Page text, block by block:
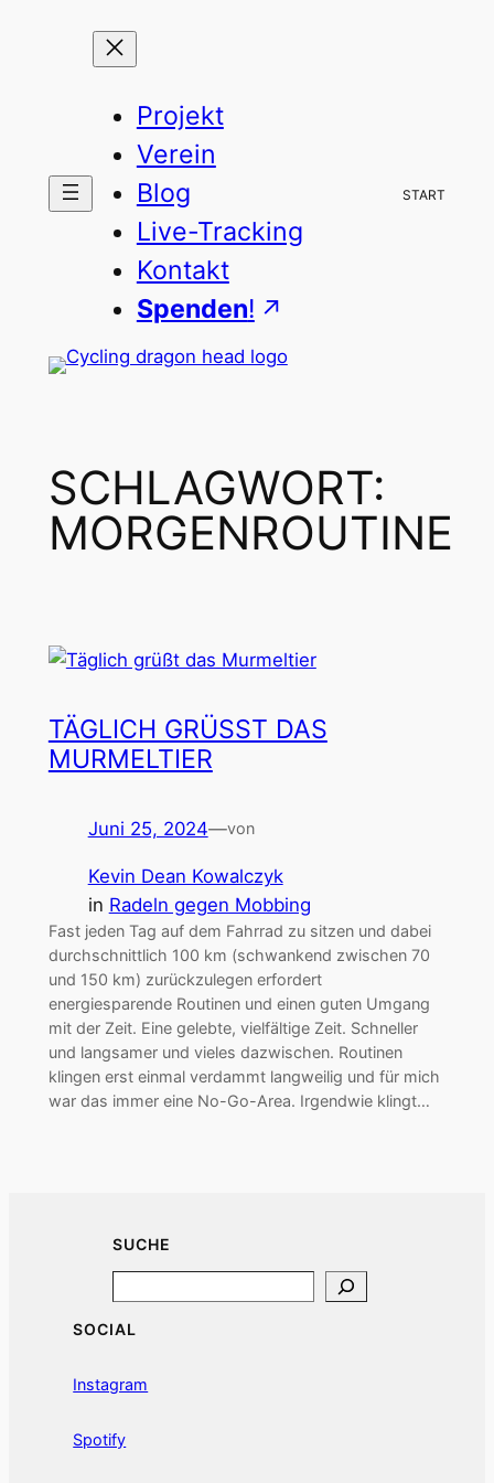
Projekt
Verein
Blog
Live-Tracking
Kontakt
Spenden!
START
SCHLAGWORT:
MORGENROUTINE
TÄGLICH GRÜSST DAS M
URMELTIER
Juni 25, 2024—von
Kevin Dean Kowalczyk
in Radeln gegen Mobbing
Fast jeden Tag auf dem Fahrrad zu sitzen und dabei
durchschnittlich 100 km (schwankend zwischen 70
und 150 km) zurückzulegen erfordert
energiesparende Routinen und einen guten Umgang
mit der Zeit. Eine gelebte, vielfältige Zeit. Schneller
und langsamer und vieles dazwischen. Routinen
klingen erst einmal verdammt langweilig und für mich
war das immer eine No-Go-Area. Irgendwie klingt…
SUCHE
SOCIAL
Instagram
Spotify